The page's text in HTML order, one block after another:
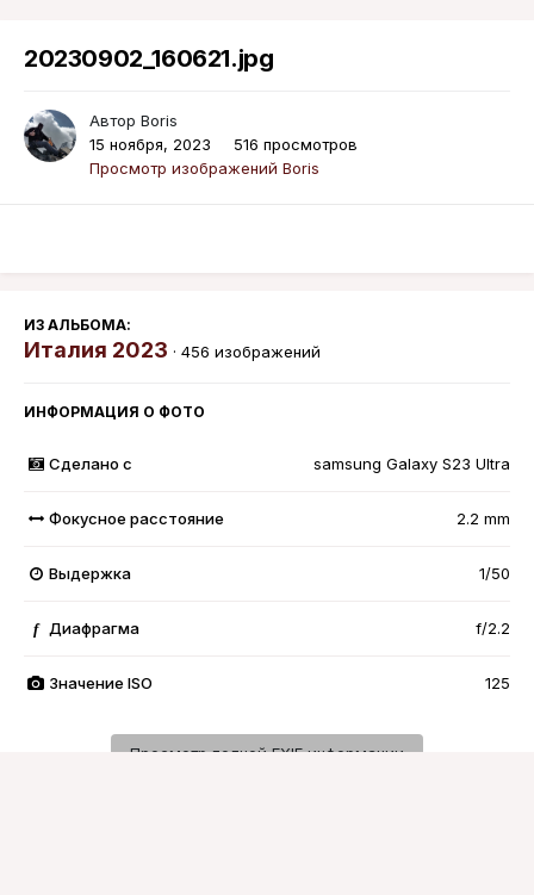
20230902_160621.jpg
Автор Boris
15 ноября, 2023
516 просмотров
Просмотр изображений Boris
ИЗ АЛЬБОМА:
Италия 2023 · 456 изображений
ИНФОРМАЦИЯ О ФОТО
Сделано с samsung Galaxy S23 Ultra
Фокусное расстояние 2.2 mm
Выдержка 1/50
f Диафрагма f/2.2
Значение ISO 125
Просмотр полной EXIF информации